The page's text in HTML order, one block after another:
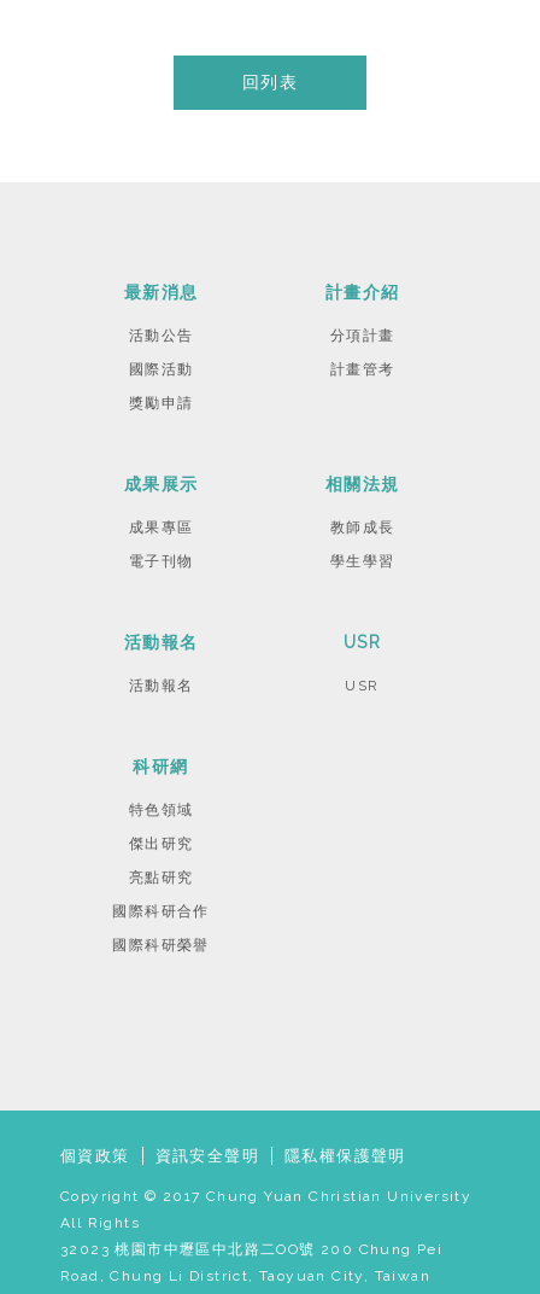
回列表
最新消息
活動公告
國際活動
獎勵申請
計畫介紹
分項計畫
計畫管考
成果展示
成果專區
電子刊物
相關法規
教師成長
學生學習
活動報名
活動報名
USR
USR
科研網
特色領域
傑出研究
亮點研究
國際科研合作
國際科研榮譽
個資政策 資訊安全聲明 隱私權保護聲明
Copyright © 2017 Chung Yuan Christian University
All Rights
32023 桃園市中壢區中北路二OO號 200 Chung Pei
Road, Chung Li District, Taoyuan City, Taiwan